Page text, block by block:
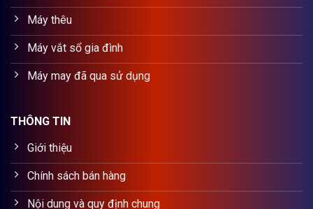
Máy thêu
Máy vắt sổ gia đình
Máy may đã qua sử dụng
THÔNG TIN
Giới thiệu
Chính sách bán hàng
Nội dung và quy định chung